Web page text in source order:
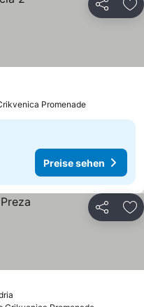
Teilen
Promenade
Preise sehen
Teilen